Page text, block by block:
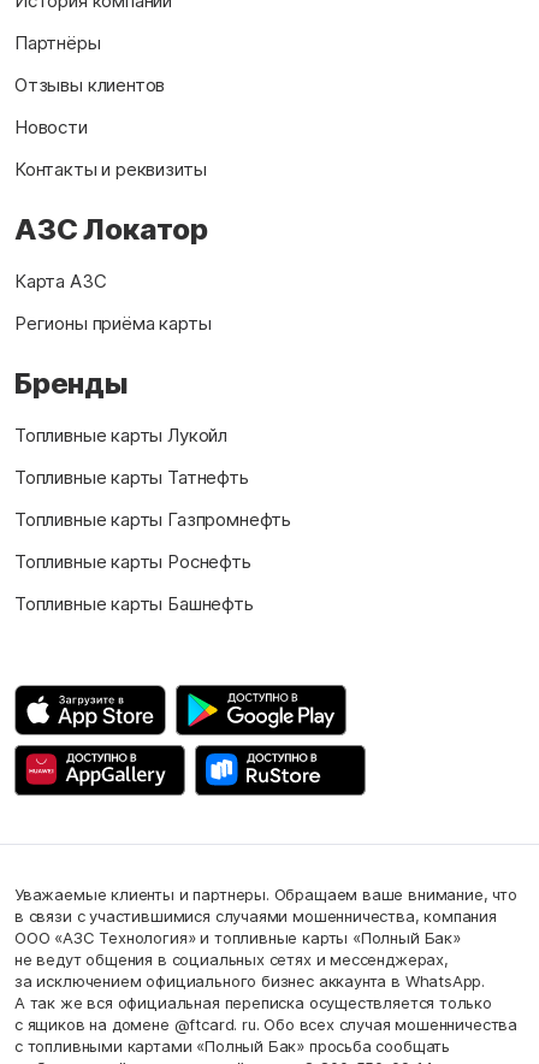
Партнёры
Отзывы клиентов
Новости
Контакты и реквизиты
АЗС Локатор
Карта АЗС
Регионы приёма карты
Бренды
Топливные карты Лукойл
Топливные карты Татнефть
Топливные карты Газпромнефть
Топливные карты Роснефть
Топливные карты Башнефть
Уважаемые клиенты и партнеры. Обращаем ваше внимание, что
в связи с участившимися случаями мошенничества, компания
ООО «АЗС Технология» и топливные карты «Полный Бак»
не ведут общения в социальных сетях и мессенджерах,
за исключением официального бизнес аккаунта в WhatsApp.
А так же вся официальная переписка осуществляется только
с ящиков на домене @ftcard. ru. Обо всех случая мошенничества
с топливными картами «Полный Бак» просьба сообщать